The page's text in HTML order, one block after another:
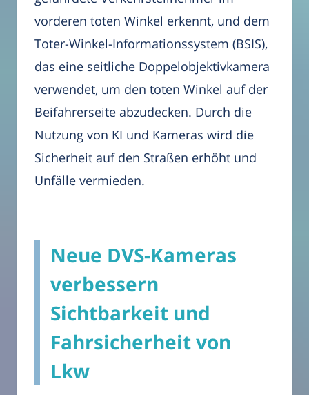
vorderen toten Winkel erkennt, und dem
Toter-Winkel-Informationssystem (BSIS),
das eine seitliche Doppelobjektivkamera
verwendet, um den toten Winkel auf der
Beifahrerseite abzudecken. Durch die
Nutzung von KI und Kameras wird die
Sicherheit auf den Straßen erhöht und
Unfälle vermieden.
Neue DVS-Kameras
verbessern
Sichtbarkeit und
Fahrsicherheit von
Lkw